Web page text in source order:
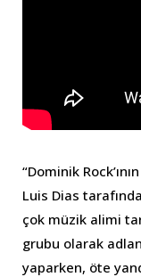
“Dominik
Luis Dias
çok müzik alimi
grubu olarak
yaparken, öte